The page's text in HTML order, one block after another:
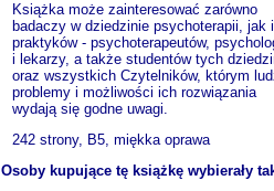
Książka może zainteresować zarówno
badaczy w dziedzinie psychoterapii, jak i
praktyków - psychoterapeutów,
i lekarzy, a także studentów tych
oraz wszystkich Czytelników, którym
problemy i możliwości ich rozwiązania
wydają się godne uwagi.
242 strony, B5, miękka oprawa
Osoby kupujące tę książkę wybierały